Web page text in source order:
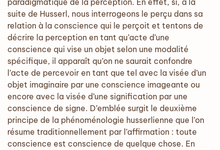
paradigmatique de la perception. En effet, si, à la
suite de Husserl, nous interrogeons le perçu dans sa
relation à la conscience qui le perçoit et tentons de
décrire la perception en tant qu’acte d’une
conscience qui vise un objet selon une modalité
spécifique, il apparaît qu’on ne saurait confondre
l’acte de percevoir en tant que tel avec la visée d’un
objet imaginaire par une conscience imageante ou
encore avec la visée d’une signification par une
conscience de signe. D’emblée surgit le deuxième
principe de la phénoménologie husserlienne que l’on
résume traditionnellement par l’affirmation : toute
conscience est conscience de quelque chose. En